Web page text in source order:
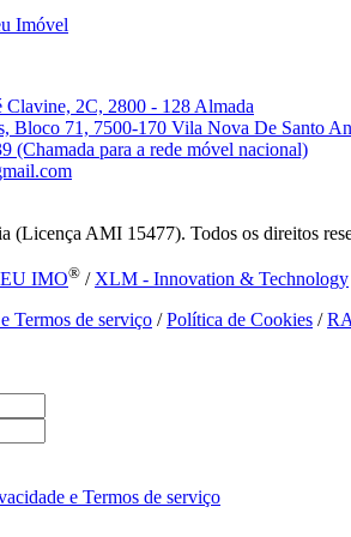
Imóvel
Clavine, 2C, 2800 - 128 Almada
Bloco 71, 7500-170 Vila Nova De Santo
(Chamada para a rede móvel nacional)
(Licença AMI 15477). Todos os direitos
IMO® / XLM - Innovation & Technology
Termos de serviço /Política de Cookies /
e Termos de serviço